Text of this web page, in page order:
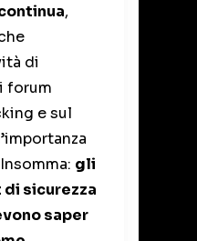
,
di
forum
e sul
gli
sicurezza
saper